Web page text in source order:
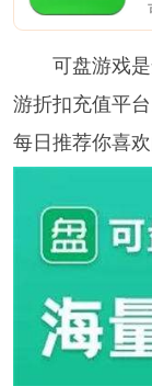
可盘游戏
游折扣充值平
每日推荐你喜